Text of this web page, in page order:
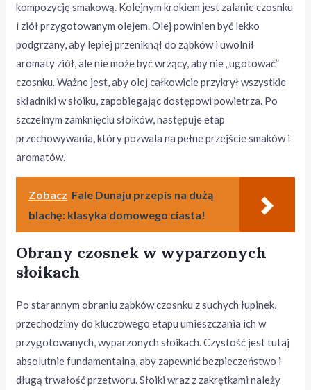
kompozycję smakową. Kolejnym krokiem jest zalanie czosnku
i ziół przygotowanym olejem. Olej powinien być lekko
podgrzany, aby lepiej przeniknął do ząbków i uwolnił
aromaty ziół, ale nie może być wrzący, aby nie „ugotować”
czosnku. Ważne jest, aby olej całkowicie przykrył wszystkie
składniki w słoiku, zapobiegając dostępowi powietrza. Po
szczelnym zamknięciu słoików, następuje etap
przechowywania, który pozwala na pełne przejście smaków i
aromatów.
Zobacz Fale Dunaju przepis na dużą
blachę: klasyka domowego ciasta!
Obrany czosnek w wyparzonych
słoikach
Po starannym obraniu ząbków czosnku z suchych łupinek,
przechodzimy do kluczowego etapu umieszczania ich w
przygotowanych, wyparzonych słoikach. Czystość jest tutaj
absolutnie fundamentalna, aby zapewnić bezpieczeństwo i
długą trwałość przetworu. Słoiki wraz z zakrętkami należy